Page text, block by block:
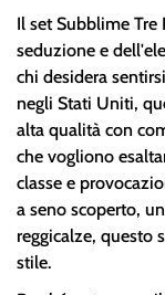
Il set Subblime
seduzione e
chi desidera
negli Stati Uniti,
alta qualità con
che vogliono
classe e
a seno scoperto,
reggicalze, questo
stile.